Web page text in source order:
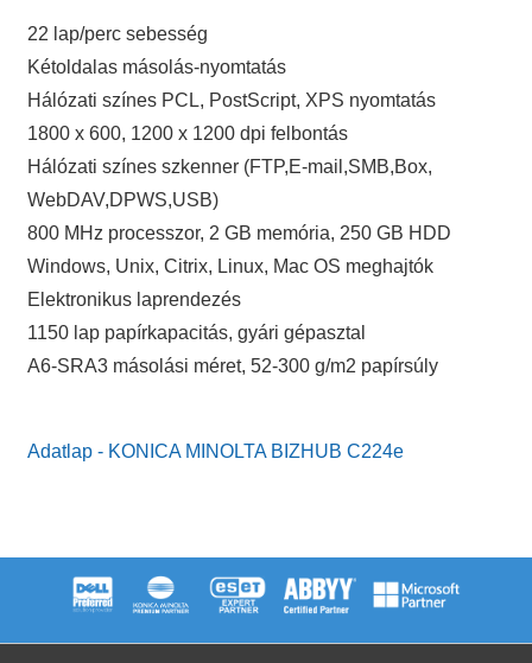
22 lap/perc sebesség
Kétoldalas másolás-nyomtatás
Hálózati színes PCL, PostScript, XPS nyomtatás
1800 x 600, 1200 x 1200 dpi felbontás
Hálózati színes szkenner (FTP,E-mail,SMB,Box,
WebDAV,DPWS,USB)
800 MHz processzor, 2 GB memória, 250 GB HDD
Windows, Unix, Citrix, Linux, Mac OS meghajtók
Elektronikus laprendezés
1150 lap papírkapacitás, gyári gépasztal
A6-SRA3 másolási méret, 52-300 g/m2 papírsúly
Adatlap - KONICA MINOLTA BIZHUB C224e